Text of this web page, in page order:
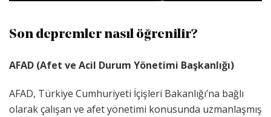
Son depremler nasıl öğrenilir?
AFAD (Afet ve Acil Durum Yönetimi Başkanlığı)
AFAD, Türkiye Cumhuriyeti İçişleri Bakanlığı’na bağlı
olarak çalışan ve afet yönetimi konusunda uzmanlaşmış